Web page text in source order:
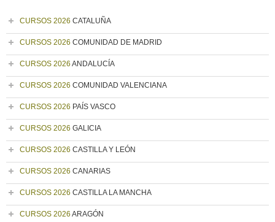
CURSOS 2026 CATALUÑA
CURSOS 2026 COMUNIDAD DE MADRID
CURSOS 2026 ANDALUCÍA
CURSOS 2026 COMUNIDAD VALENCIANA
CURSOS 2026 PAÍS VASCO
CURSOS 2026 GALICIA
CURSOS 2026 CASTILLA Y LEÓN
CURSOS 2026 CANARIAS
CURSOS 2026 CASTILLA LA MANCHA
CURSOS 2026 ARAGÓN